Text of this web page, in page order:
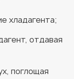
хладагента;
отдавая
поглощая